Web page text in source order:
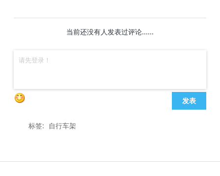
当前还没有人发表过评论......
发表
标签: 自行车架